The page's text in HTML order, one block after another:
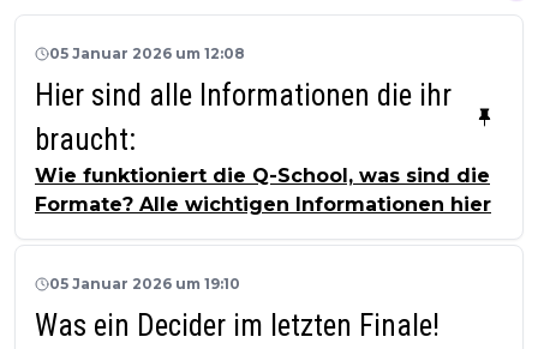
05 Januar 2026 um 12:08
Hier sind alle Informationen die ihr
braucht:
Wie funktioniert die Q-School, was sind die
Formate? Alle wichtigen Informationen hier
05 Januar 2026 um 19:10
Was ein Decider im letzten Finale!